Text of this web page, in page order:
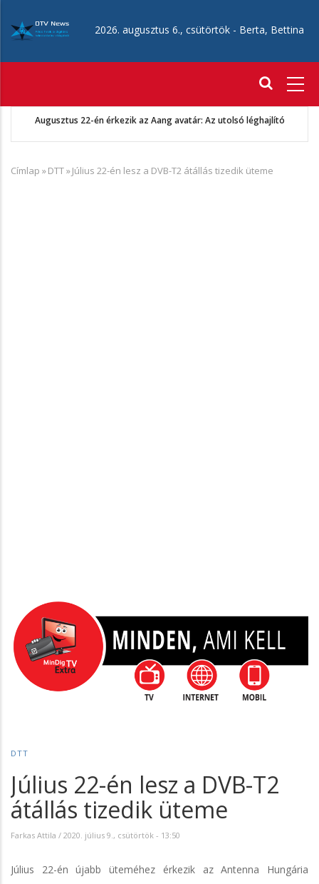
tartalomra
2026. augusztus 6., csütörtök - Berta, Bettina
avatár: Az utolsó léghajlító CANAL+ 2026
Morzsa
Címlap »DTT»Július 22-én lesz a DVB-T2 átállás tizedik üteme
DTT
Július 22-én lesz a DVB-T2
átállás tizedik üteme
Farkas Attila / 2020. július 9., csütörtök - 13:50
Július 22-én újabb üteméhez érkezik az Antenna Hungária